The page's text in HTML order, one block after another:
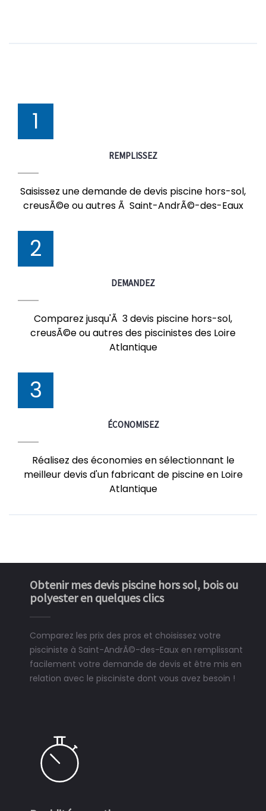
1
REMPLISSEZ
Saisissez une demande de devis piscine hors-sol,
creusÃ©e ou autres Ã Saint-AndrÃ©-des-Eaux
2
DEMANDEZ
Comparez jusqu'Ã 3 devis piscine hors-sol,
creusÃ©e ou autres des piscinistes des Loire
Atlantique
3
ÉCONOMISEZ
Réalisez des économies en sélectionnant le
meilleur devis d'un fabricant de piscine en Loire
Atlantique
Obtenir mes devis piscine hors sol, bois ou
polyester en quelques clics
Comparez les prix des pros et choisissez votre
pisciniste à Saint-AndrÃ©-des-Eaux en remplissant
facilement votre demande de devis et être mis en
relation avec le pisciniste dont vous avez besoin !